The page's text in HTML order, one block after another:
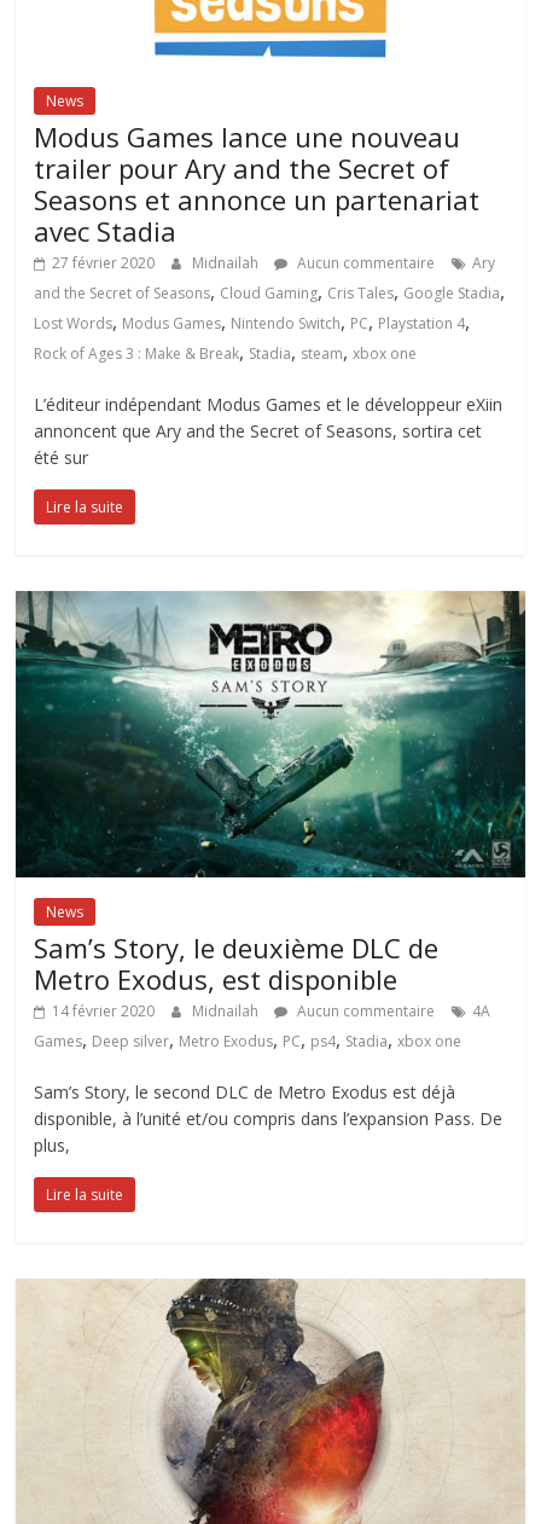
News
Modus Games lance une nouveau
trailer pour Ary and the Secret of
Seasons et annonce un partenariat
avec Stadia
27 février 2020 Midnailah Aucun commentaire
Ary
and the Secret of Seasons, Cloud Gaming, Cris Tales, Google Stadia,
Lost Words, Modus Games, Nintendo Switch, PC, Playstation 4,
Rock of Ages 3 : Make & Break, Stadia, steam,xbox one
L’éditeur indépendant Modus Games et le développeur eXiin
annoncent que Ary and the Secret of Seasons, sortira cet
été sur
Lire la suite
News
Sam’s Story, le deuxième DLC de
Metro Exodus, est disponible
14 février 2020 Midnailah Aucun commentaire
4A
Games, Deep silver, Metro Exodus, PC, ps4, Stadia,xbox one
Sam’s Story, le second DLC de Metro Exodus est déjà
disponible, à l’unité et/ou compris dans l’expansion Pass. De
plus,
Lire la suite